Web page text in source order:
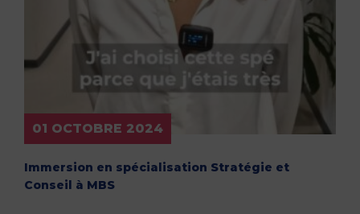
01 OCTOBRE 2024
Immersion en spécialisation Stratégie et
Conseil à MBS